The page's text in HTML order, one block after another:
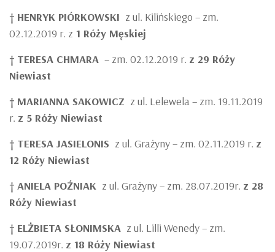
† HENRYK PIÓRKOWSKI z ul. Kilińskiego – zm.
02.12.2019 r. z 1 Róży Męskiej
† TERESA CHMARA – zm. 02.12.2019 r. z 29 Róży
Niewiast
† MARIANNA SAKOWICZ z ul. Lelewela – zm. 19.11.2019
r. z 5 Róży Niewiast
† TERESA JASIELONIS z ul. Grażyny – zm. 02.11.2019 r. z
12 Róży Niewiast
† ANIELA POŹNIAK z ul. Grażyny – zm. 28.07.2019r. z 28
Róży Niewiast
† ELŻBIETA SŁONIMSKA z ul. Lilli Wenedy – zm.
19.07.2019r. z 18 Róży Niewiast